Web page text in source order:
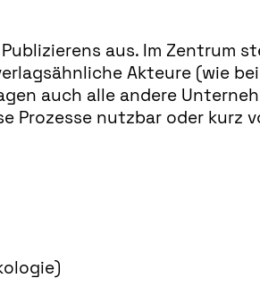
aus. Im Zentrum
Akteure (wie
auch alle andere
Prozesse nutzbar oder kurz